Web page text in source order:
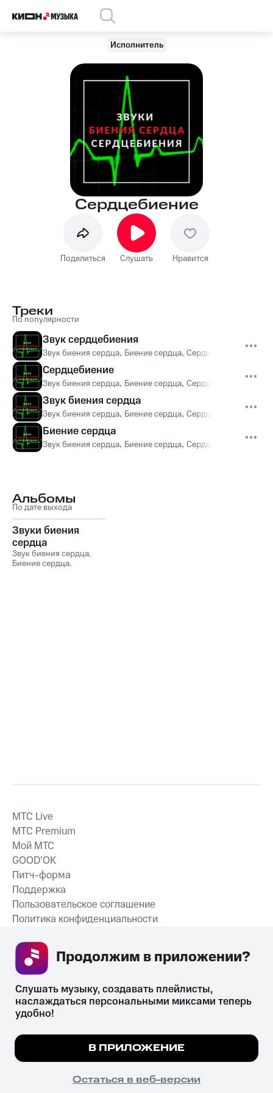
Исполнитель
Сердцебиение
Поделиться Слушать Нравится
Треки
По популярности
Звук сердцебиения
Звук биения сердца, Биение сердца, Сердцебиение
Сердцебиение
Звук биения сердца, Биение сердца, Сердцебиение
Звук биения сердца
Звук биения сердца, Биение сердца, Сердцебиение
Биение сердца
Звук биения сердца, Биение сердца, Сердцебиение
Альбомы
По дате выхода
Звуки биения
сердца
сердцебиения
Звук биения сердца,
Биение сердца,
СКАЧАТЬ ПРИЛОЖЕНИЕ
MTС Live
MTС Premium
Мой МТС
GOOD’OK
Питч-форма
Поддержка
Пользовательское соглашение
Политика конфиденциальности
психотропных веществ, их аналогов причиняет вред здоровью,
их незаконный оборот запрещён и влечёт установленную
законодательством ответственность.
© 2026 ООО «КИОН».
Все права защищены
Мы используем куки, чтобы на сайте все
Подробнее
ПОНЯТНО
Слушать музыку, создавать плейлисты,
наслаждаться персональными миксами теперь
удобно!
В ПРИЛОЖЕНИЕ
Остаться в веб-версии